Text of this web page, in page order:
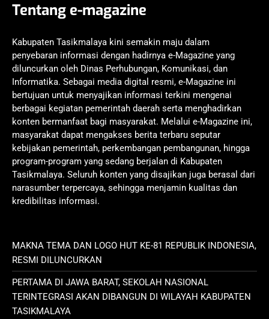
Tentang e-magazine
Kabupaten Tasikmalaya kini semakin maju dalam
penyebaran informasi dengan hadirnya e-Magazine yang
diluncurkan oleh Dinas Perhubungan, Komunikasi, dan
Informatika. Sebagai media digital resmi, e-Magazine ini
bertujuan untuk menyajikan informasi terkini mengenai
berbagai kegiatan pemerintah daerah serta menghadirkan
konten bermanfaat bagi masyarakat. Melalui e-Magazine ini,
masyarakat dapat mengakses berita terbaru seputar
kebijakan pemerintah, perkembangan pembangunan, hingga
program-program yang sedang berjalan di Kabupaten
Tasikmalaya. Seluruh konten yang disajikan juga berasal dari
narasumber terpercaya, sehingga menjamin kualitas dan
kredibilitas informasi.
MAKNA TEMA DAN LOGO HUT KE-81 REPUBLIK INDONESIA,
RESMI DILUNCURKAN
PERTAMA DI JAWA BARAT, SEKOLAH NASIONAL
TERINTEGRASI AKAN DIBANGUN DI WILAYAH KABUPATEN
TASIKMALAYA